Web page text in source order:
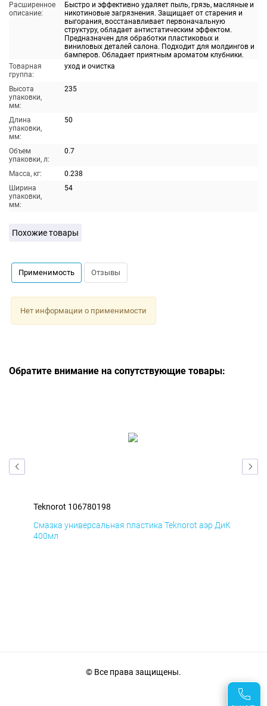
Расширенное
описание:
Быстро и эффективно удаляет пыль, грязь, масляные и
никотиновые загрязнения. Защищает от старения и
выгорания, восстанавливает первоначальную
структуру, обладает антистатическим эффектом.
Предназначен для обработки пластиковых и
виниловых деталей салона. Подходит для молдингов и
бамперов. Обладает приятным ароматом клубники.
Товарная
группа:
уход и очистка
Высота
упаковки,
мм:
235
Длина
упаковки,
мм:
50
Объем
упаковки, л:
0.7
Масса, кг:
0.238
Ширина
упаковки,
мм:
54
Похожие товары
Применимость Отзывы
Нет информации о применимости
Обратите внимание на сопутствующие товары:
Teknorot 106780198
Смазка универсальная пластика Teknorot аэр ДиК
400мл
© Все права защищены.